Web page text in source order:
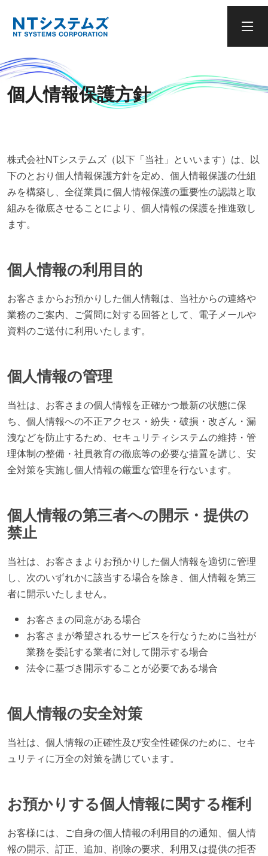
個人情報保護方針
株式会社NTシステムズ（以下「当社」といいます）は、以
下のとおり個人情報保護方針を定め、個人情報保護の仕組
みを構築し、全従業員に個人情報保護の重要性の認識と取
組みを徹底させることにより、個人情報の保護を推進致し
ます。
個人情報の利用目的
お客さまからお預かりした個人情報は、当社からの連絡や
業務のご案内、ご質問に対する回答として、電子メールや
資料のご送付に利用いたします。
個人情報の管理
当社は、お客さまの個人情報を正確かつ最新の状態に保
ち、個人情報への不正アクセス・紛失・破損・改ざん・漏
洩などを防止するため、セキュリティシステムの維持・管
理体制の整備・社員教育の徹底等の必要な措置を講じ、安
全対策を実施し個人情報の厳重な管理を行ないます。
個人情報の第三者への開示・提供の
禁止
当社は、お客さまよりお預かりした個人情報を適切に管理
し、次のいずれかに該当する場合を除き、個人情報を第三
者に開示いたしません。
お客さまの同意がある場合
お客さまが希望されるサービスを行なうために当社が
業務を委託する業者に対して開示する場合
法令に基づき開示することが必要である場合
個人情報の安全対策
当社は、個人情報の正確性及び安全性確保のために、セキ
ュリティに万全の対策を講じています。
お預かりする個人情報に関する権利
お客様には、ご自身の個人情報の利用目的の通知、個人情
報の開示、訂正、追加、削除の要求、利用又は提供の拒否